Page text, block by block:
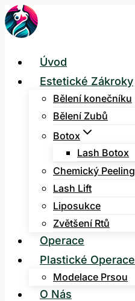
Přeskočit
na
Úvod
Estetické Zákroky
Bělení konečníku
Bělení Zubů
Botox
Lash Botox
Chemický Peeling
Lash Lift
Liposukce
Zvětšení Rtů
Operace
Plastické Operace
Modelace Prsou
O Nás